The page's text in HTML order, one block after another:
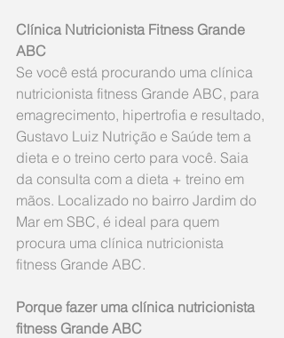
Clínica Nutricionista Fitness Grande
ABC​
Se você está procurando uma clínica
nutricionista fitness Grande ABC, para
emagrecimento, hipertrofia e resultado,
Gustavo Luiz Nutrição e Saúde tem a
dieta e o treino certo para você. Saia
da consulta com a dieta + treino em
mãos. Localizado no bairro Jardim do
Mar em SBC, é ideal para quem
procura uma clínica nutricionista
fitness Grande ABC.
Porque fazer uma clínica nutricionista
fitness Grande ABC